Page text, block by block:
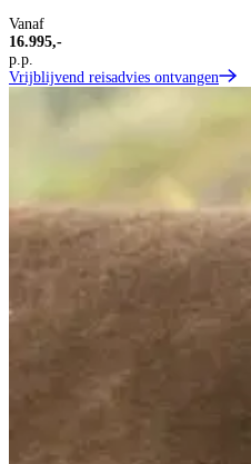
Vanaf
16.995,-
p.p.
Vrijblijvend reisadvies ontvangen